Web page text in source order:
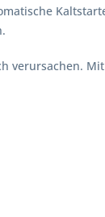
verursachen.